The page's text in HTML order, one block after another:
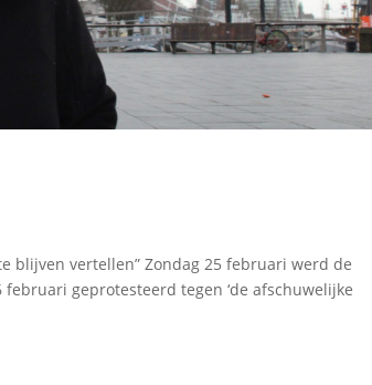
blijven vertellen” Zondag 25 februari werd de
geprotesteerd tegen ‘de afschuwelijke